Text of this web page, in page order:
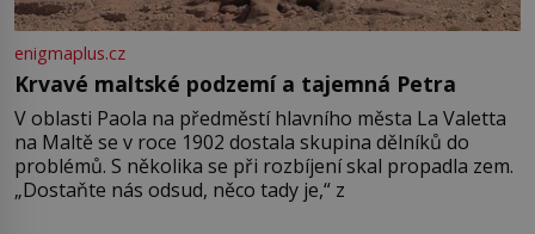
enigmaplus.cz
Krvavé maltské podzemí a tajemná Petra
V oblasti Paola na předměstí hlavního města La Valetta
na Maltě se v roce 1902 dostala skupina dělníků do
problémů. S několika se při rozbíjení skal propadla zem.
„Dostaňte nás odsud, něco tady je,“ z